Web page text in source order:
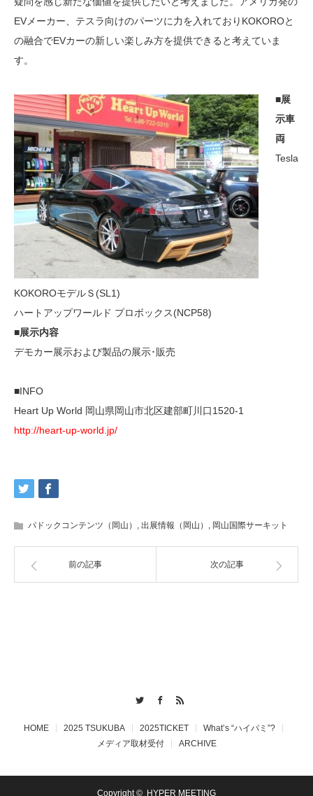
EVメーカー、テスラ向けのパーツに力を入れておりKOKOROと
の融合でEVカーの新しい楽しみ方を提供できると考えていま
す。
■展
示車
両
Tesla
KOKOROモデルＳ(SL1)
ハートアップワールド プロボックス(NCP58)
■展示内容
デモカー展示および製品の展示･販売
■INFO
Heart Up World 岡山県岡山市北区建部町川口1520-1
http://heart-up-world.jp/
パドックコンテンツ（岡山） , 出展情報（岡山） , 岡山国際サーキット
前の記事 次の記事
HOME 2025 TSUKUBA 2025TICKET
What’s “ハイパミ”?
メディア取材受付
ARCHIVE
Copyright © HYPER MEETING